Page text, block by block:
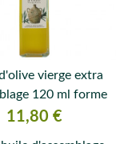
vierge extra
120 ml forme
carrée
Prix
11,80 €